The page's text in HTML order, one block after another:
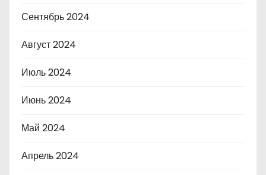
Сентябрь 2024
Август 2024
Июль 2024
Июнь 2024
Май 2024
Апрель 2024